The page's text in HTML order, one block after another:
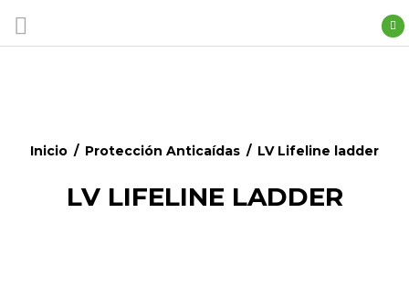
Inicio / Protección Anticaí­das / LV Lifeline ladder
LV LIFELINE LADDER